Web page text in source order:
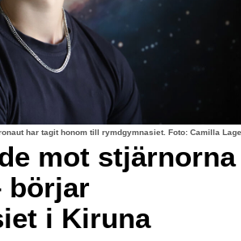
har tagit honom till rymdgymnasiet. Foto: Camilla
mot stjärnorna
börjar
i Kiruna